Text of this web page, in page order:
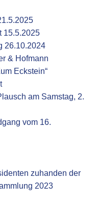
15.5.2025
26.10.2024
& Hofmann
Eckstein“
am Samstag, 2.
vom 16.
zuhanden der
2023